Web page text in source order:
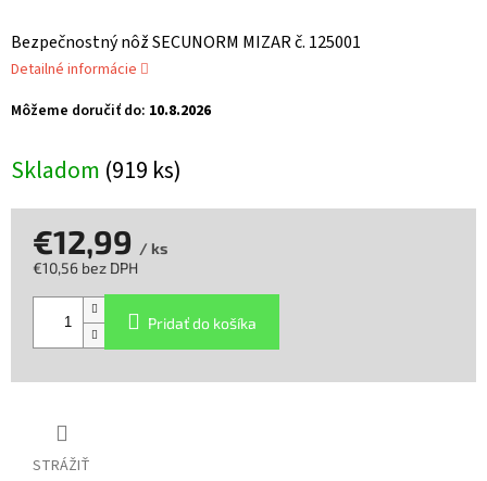
Skladom (919 ks)
Môžeme doručiť do: 10.8.2026
Bezpečnostný nôž SECUNORM MIZAR č. 125001
Detailné informácie
STRÁŽIŤ
€12,99 / ks
€10,56 bez DPH
Pridať do košíka